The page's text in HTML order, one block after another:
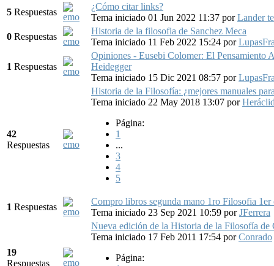
5 Respuestas
¿Cómo citar links?
Tema iniciado 01 Jun 2022 11:37 porLander
0 Respuestas
Historia de la filosofia de Sanchez Meca
Tema iniciado 11 Feb 2022 15:24 por
1 Respuestas
Opiniones - Eusebi Colomer: El Pensamiento
Heidegger
Tema iniciado 15 Dic 2021 08:57 por
42
Respuestas
Historia de la Filosofía: ¿mejores manuales
Tema iniciado 22 May 2018 13:07 por
Página:
1
...
3
4
5
1 Respuestas
Compro libros segunda mano 1ro Filosofia 1er
Tema iniciado 23 Sep 2021 10:59 porJFerrera
19
Respuestas
Nueva edición de la Historia de la Filosofía de
Tema iniciado 17 Feb 2011 17:54 porConrado
Página: